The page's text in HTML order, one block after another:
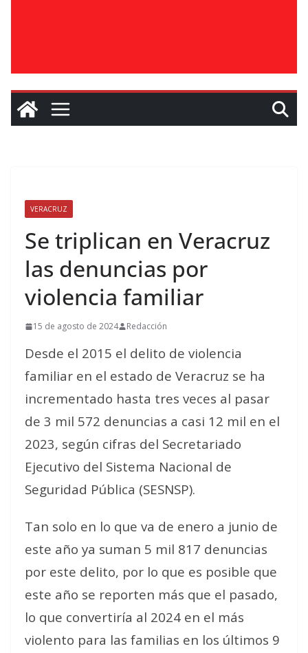
VERACRUZ
Se triplican en Veracruz
las denuncias por
violencia familiar
15 de agosto de 2024 Redacción
Desde el 2015 el delito de violencia
familiar en el estado de Veracruz se ha
incrementado hasta tres veces al pasar
de 3 mil 572 denuncias a casi 12 mil en el
2023, según cifras del Secretariado
Ejecutivo del Sistema Nacional de
Seguridad Pública (SESNSP).
Tan solo en lo que va de enero a junio de
este año ya suman 5 mil 817 denuncias
por este delito, por lo que es posible que
este año se reporten más que el pasado,
lo que convertiría al 2024 en el más
violento para las familias en los últimos 9